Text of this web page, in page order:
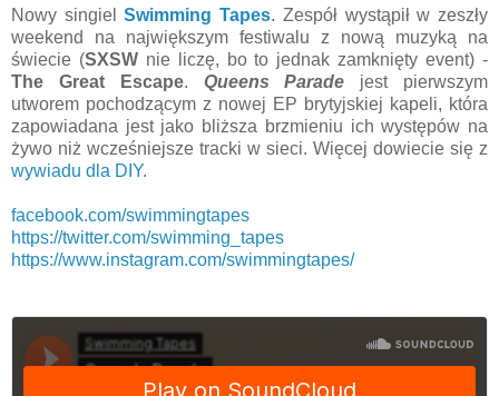
Nowy singielSwimming Tapes. Zespół wystąpił w zeszły
weekend na największym festiwalu z nową muzyką na
świecie (SXSW nie liczę, bo to jednak zamknięty event) -
The Great Escape. Queens Parade jest pierwszym
utworem pochodzącym z nowej EP brytyjskiej kapeli, która
zapowiadana jest jako bliższa brzmieniu ich występów na
żywo niż wcześniejsze tracki w sieci. Więcej dowiecie się z
wywiadu dla DIY.
facebook.com/swimmingtapes
https://twitter.com/swimming_tapes
https://www.instagram.com/swimmingtapes/